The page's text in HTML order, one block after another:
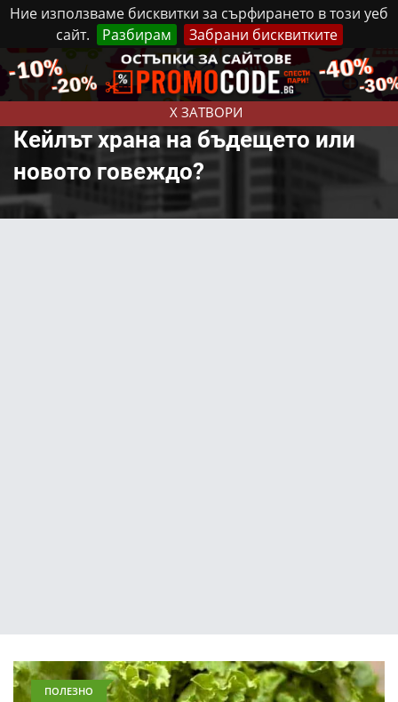
Ние използваме бисквитки за сърфирането в този уеб
сайт.
Разбирам Забрани бисквитките
X ЗАТВОРИ
Неделя, 9 Август, 2026 Реклама Контакти
Кейлът храна на бъдещето или
новото говеждо?
ПОЛЕЗНО